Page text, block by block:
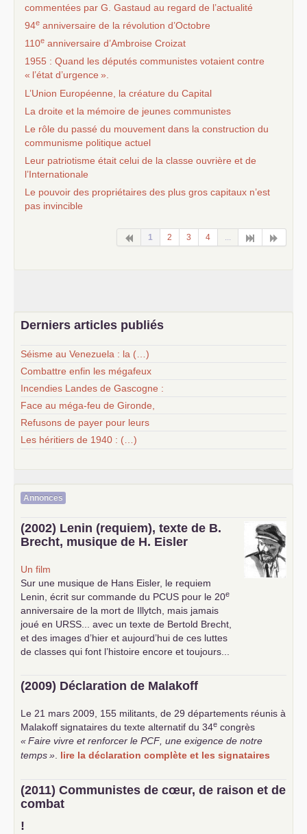
commentées par G. Gastaud au regard de l’actualité
94e anniversaire de la révolution d’Octobre
110e anniversaire d’Ambroise Croizat
1955 : Quand les députés communistes votaient contre
« l’état d’urgence ».
L’Union Européenne, la créature du Capital
La droite et la mémoire de jeunes communistes
Le rôle du passé du mouvement dans la construction du
communisme politique actuel
Leur patriotisme était celui de la classe ouvrière et de
l’Internationale
Le pouvoir des propriétaires des plus gros capitaux n’est
pas invincible
1 2 3 4
Derniers articles publiés
Séisme au Venezuela : la (…)
Combattre enfin les mégafeux
Incendies Landes de Gascogne :
Face au méga-feu de Gironde,
Refusons de payer pour leurs
Les héritiers de 1940 : (…)
Annonces
(2002) Lenin (requiem), texte de B.
Brecht, musique de H. Eisler
Un film
Sur une musique de Hans Eisler, le requiem
Lenin, écrit sur commande du PCUS pour le 20e
anniversaire de la mort de Illytch, mais jamais
joué en URSS ... avec un texte de Bertold Brecht,
et des images d’hier et aujourd’hui de ces luttes
de classes qui font l’histoire encore et toujours...
(2009) Déclaration de Malakoff
Le 21 mars 2009, 155 militants, de 29 départements réunis à
Malakoff signataires du texte alternatif du 34e congrès
«Faire vivre et renforcer le PCF , une exigence de notre
temps» lire la déclaration complète et les signataires
(2011) Communistes de cœur, de raison et de
combat
!